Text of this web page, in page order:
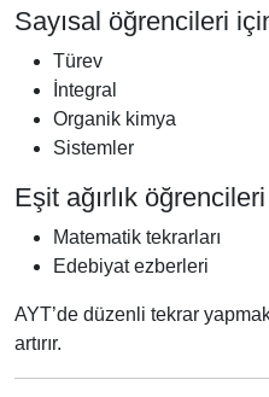
Sayısal öğrencileri
Türev
İntegral
Organik kimya
Sistemler
Eşit ağırlık
Matematik tekrarları
Edebiyat ezberleri
AYT’de düzenli tekrar
artırır.